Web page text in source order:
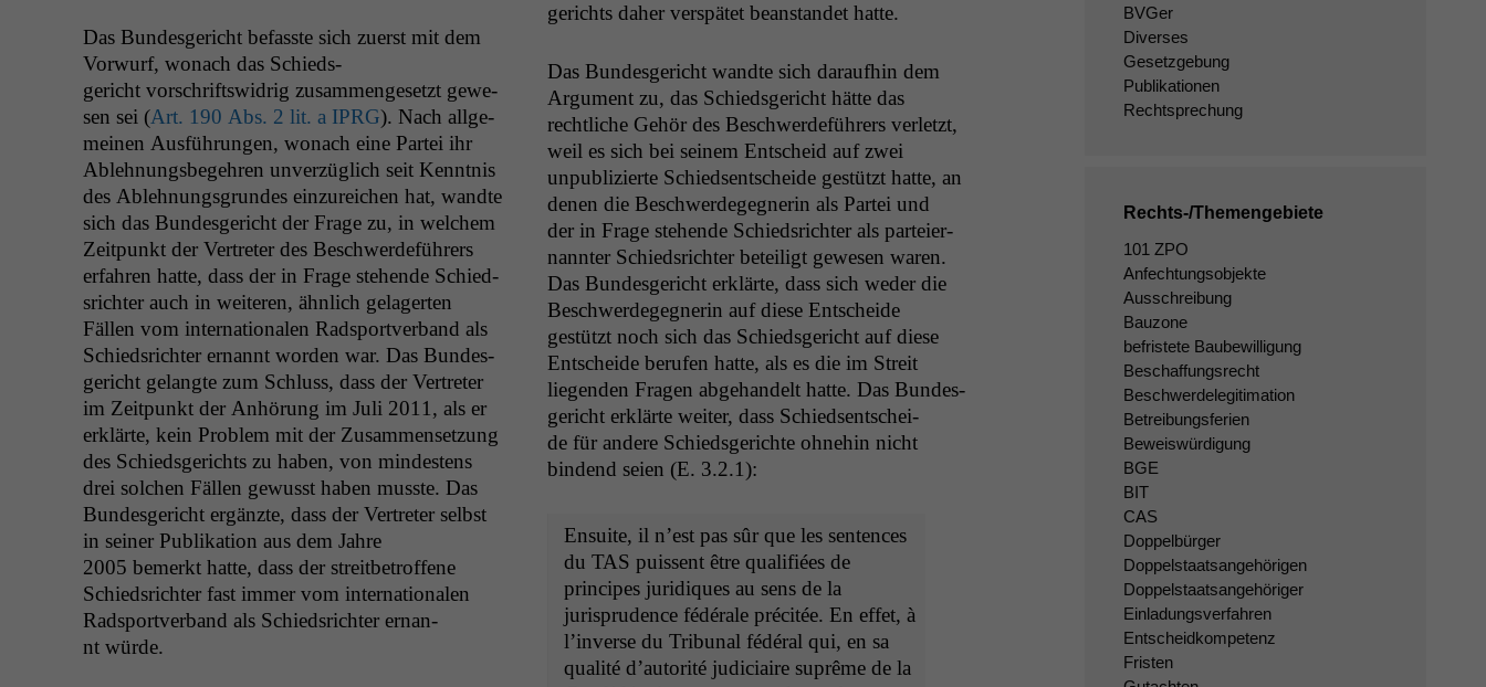
Das Bun­des­gericht befasste sich zuerst mit dem
Vor­wurf, wonach das Schieds­
gericht vorschriftswidrig zusam­menge­set­zt gewe­
sen sei (Art. 190 Abs. 2 lit. a IPRG). Nach all­ge­
meinen Aus­führun­gen, wonach eine Partei ihr
Ablehnungs­begehren unverzüglich seit Ken­nt­nis
des Ablehnungs­grun­des einzure­ichen hat, wandte
sich das Bun­des­gericht der Frage zu, in welchem
Zeit­punkt der Vertreter des Beschw­erde­führers
erfahren hat­te, dass der in Frage ste­hende Schied­
srichter auch in weit­eren, ähn­lich gelagerten
Fällen vom inter­na­tionalen Rad­sportver­band als
Schied­srichter ernan­nt wor­den war. Das Bun­des­
gericht gelangte zum Schluss, dass der Vertreter
im Zeit­punkt der Anhörung im Juli 2011, als er
erk­lärte, kein Prob­lem mit der Zusam­menset­zung
des Schieds­gerichts zu haben, von min­destens
drei solchen Fällen gewusst haben musste. Das
Bun­des­gericht ergänzte, dass der Vertreter selb­st
in sein­er Pub­lika­tion aus dem Jahre
2005 bemerkt hat­te, dass der stre­it­be­trof­fene
Schied­srichter fast immer vom inter­na­tionalen
Rad­sportver­band als Schied­srichter ernan­
nt würde.
gerichts daher ver­spätet bean­standet hatte.
Das Bun­des­gericht wandte sich daraufhin dem
Argu­ment zu, das Schieds­gericht hätte das
rechtliche Gehör des Beschw­erde­führers ver­let­zt,
weil es sich bei seinem Entscheid auf zwei
unpub­lizierte Schied­sentschei­de gestützt hat­te, an
denen die Beschw­erdegeg­ner­in als Partei und
der in Frage ste­hende Schied­srichter als parteier­
nan­nter Schied­srichter beteiligt gewe­sen waren.
Das Bun­des­gericht erk­lärte, dass sich wed­er die
Beschw­erdegeg­ner­in auf diese Entschei­de
gestützt noch sich das Schieds­gericht auf diese
Entschei­de berufen hat­te, als es die im Stre­it
liegen­den Fra­gen abge­han­delt hat­te. Das Bun­des­
gericht erk­lärte weit­er, dass Schied­sentschei­
de für andere Schieds­gerichte ohne­hin nicht
bindend seien (E. 3.2.1):
Ensuite, il n’est pas sûr que les sen­tences
du TAS puis­sent être qual­i­fiées de
principes juridiques au sens de la
jurispru­dence fédérale préc­itée. En effet, à
l’in­verse du Tri­bunal fédéral qui, en sa
qual­ité d’au­torité judi­ci­aire suprême de la
BVGer
Diverses
Gesetzgebung
Publikationen
Rechtsprechung
Rechts-/Themengebiete
101 ZPO
Anfechtungsobjekte
Ausschreibung
Bauzone
befristete Baubewilligung
Beschaffungsrecht
Beschwerdelegitimation
Betreibungsferien
Beweiswürdigung
BGE
BIT
CAS
Doppelbürger
Doppelstaatsangehörigen
Doppelstaatsangehöriger
Einladungsverfahren
Entscheidkompetenz
Fristen